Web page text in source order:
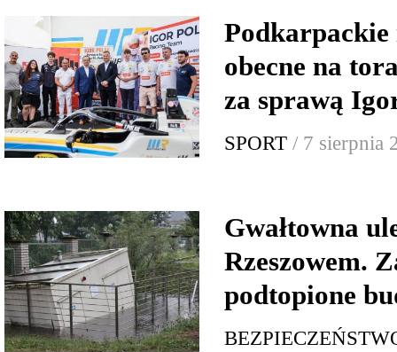
Podkarpackie
obecne na
za sprawą
SPORT / 7 sierpnia
Gwałtowna
Rzeszowem.
podtopione